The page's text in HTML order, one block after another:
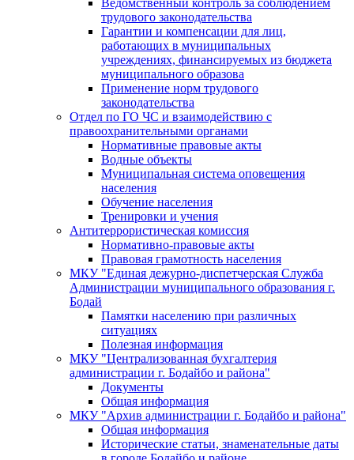
Ведомственный контроль за соблюдением
трудового законодательства
Гарантии и компенсации для лиц,
работающих в муниципальных
учреждениях, финансируемых из бюджета
муниципального образова
Применение норм трудового
законодательства
Отдел по ГО ЧС и взаимодействию с
правоохранительными органами
Нормативные правовые акты
Водные объекты
Муниципальная система оповещения
населения
Обучение населения
Тренировки и учения
Антитеррористическая комиссия
Нормативно-правовые акты
Правовая грамотность населения
МКУ "Единая дежурно-диспетчерская Служба
Администрации муниципального образования г.
Бодай
Памятки населению при различных
ситуациях
Полезная информация
МКУ "Централизованная бухгалтерия
администрации г. Бодайбо и района"
Документы
Общая информация
МКУ "Архив администрации г. Бодайбо и района"
Общая информация
Исторические статьи, знаменательные даты